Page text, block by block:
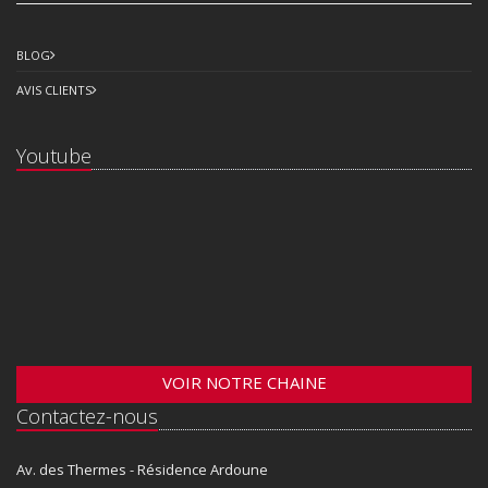
BLOG
AVIS CLIENTS
Youtube
VOIR NOTRE CHAINE
Contactez-nous
Av. des Thermes - Résidence Ardoune